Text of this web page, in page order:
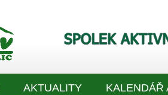
AKTUALITY KALENDÁŘ